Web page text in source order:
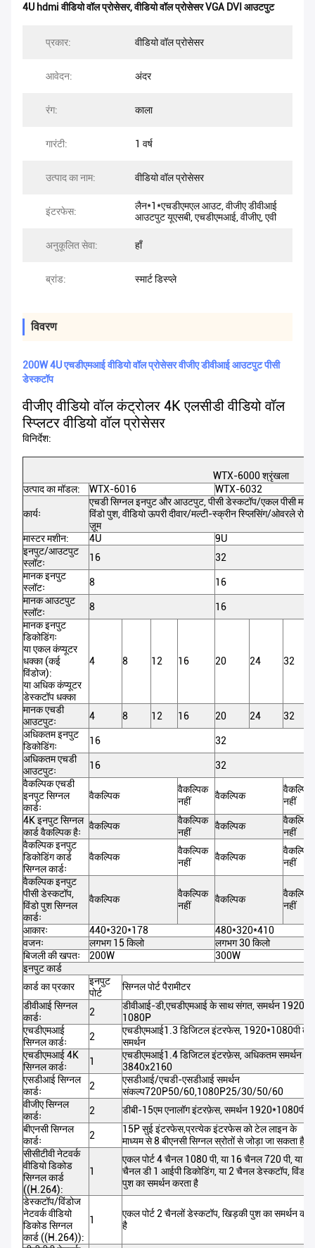
4U hdmi वीडियो वॉल प्रोसेसर,वीडियो वॉल प्रोसेसर VGA DVI आउटपुट
प्रकार: वीडियो वॉल प्रोसेसर
आवेदन: अंदर
रंग: काला
गारंटी: 1 वर्ष
उत्पाद का नाम: वीडियो वॉल प्रोसेसर
इंटरफेस:
लैन*1*एचडीएमएल आउट, वीजीए डीवीआई
आउटपुट यूएसबी, एचडीएमआई, वीजीए, एवी
अनुकूलित सेवा: हाँ
ब्रांड: स्मार्ट डिस्प्ले
विवरण
200W 4U एचडीएमआई वीडियो वॉल प्रोसेसर वीजीए डीवीआई आउटपुट पीसी
डेस्कटॉप
वीजीए वीडियो वॉल कंट्रोलर 4K एलसीडी वीडियो वॉल
स्प्लिटर वीडियो वॉल प्रोसेसर
विनिर्देश:
WTX-6000 श्रृंखला
उत्पाद का मॉडल:
WTX-6016 WTX-6032
कार्यः
एचडी सिग्नल इनपुट और आउटपुट, पीसी डेस्कटॉप/एकल पीसी
विंडो पुश, वीडियो ऊपरी दीवार/मल्टी-स्क्रीन स्प्लिसिंग/ओवरले रोमिंग
ज़ूम
मास्टर मशीन:
4U
9U
इनपुट/आउटपुट
स्लॉटः
16
32
मानक इनपुट
स्लॉटः
8
16
मानक आउटपुट
स्लॉटः
8
16
मानक इनपुट
डिकोडिंगः
या एकल कंप्यूटर
धक्का (कई
विंडोज):
या अधिक कंप्यूटर
डेस्कटॉप धक्का
4 8 12 16 20 24 32
मानक एचडी
आउटपुटः
4 8 12 16 20 24
32
अधिकतम इनपुट
डिकोडिंगः
16
32
अधिकतम एचडी
आउटपुटः
16
32
वैकल्पिक एचडी
इनपुट सिग्नल
कार्डः
वैकल्पिक
वैकल्पिक
नहीं
वैकल्पिक
वैकल्पिक
नहीं
4K इनपुट सिग्नल
कार्ड वैकल्पिक हैः
वैकल्पिक
वैकल्पिक
नहीं
वैकल्पिक
वैकल्पिक
नहीं
वैकल्पिक इनपुट
डिकोडिंग कार्ड
सिग्नल कार्डः
वैकल्पिक
वैकल्पिक
नहीं
वैकल्पिक
वैकल्पिक
नहीं
वैकल्पिक इनपुट
पीसी डेस्कटॉप,
विंडो पुश सिग्नल
कार्डः
वैकल्पिक
वैकल्पिक
नहीं
वैकल्पिक
वैकल्पिक
नहीं
आकारः 440*320*178
480*320*410
वजनः
लगभग 15 किलो
लगभग 30 किलो
बिजली की खपतः
200W
300W
इनपुट कार्ड
कार्ड का प्रकार
इनपुट
पोर्ट
सिग्नल पोर्ट पैरामीटर
डीवीआई सिग्नल
कार्डः
2
डीवीआई-डी,एचडीएमआई के साथ संगत, समर्थन 1920 *
1080P
एचडीएमआई
सिग्नल कार्डः
2
एचडीएमआई1.3 डिजिटल इंटरफेस, 1920*1080पी का
समर्थन
एचडीएमआई 4K
सिग्नल कार्डः
1
एचडीएमआई1.4 डिजिटल इंटरफ़ेस, अधिकतम समर्थन
3840x2160
एसडीआई सिग्नल
कार्डः
2
एसडीआई/एचडी-एसडीआई समर्थन
संकल्प720P50/60,1080P25/30/50/60
वीजीए सिग्नल
कार्डः
2
डीबी-15एम एनालॉग इंटरफ़ेस, समर्थन 1920*1080पी;
बीएनसी सिग्नल
कार्डः
2
15P सुई इंटरफेस,प्रत्येक इंटरफेस को टेल लाइन के
माध्यम से 8 बीएनसी सिग्नल स्रोतों से जोड़ा जा सकता है
सीसीटीवी नेटवर्क
वीडियो डिकोड
सिग्नल कार्ड
((H.264):
1
एकल पोर्ट 4 चैनल 1080 पी, या 16 चैनल 720 पी, या 32
चैनल डी 1 आईपी डिकोडिंग, या 2 चैनल डेस्कटॉप, विंडो
पुश का समर्थन करता है
डेस्कटॉप/विंडोज
नेटवर्क वीडियो
डिकोड सिग्नल
कार्ड ((H.264)):
1
एकल पोर्ट 2 चैनलों डेस्कटॉप, खिड़की पुश का समर्थन
है